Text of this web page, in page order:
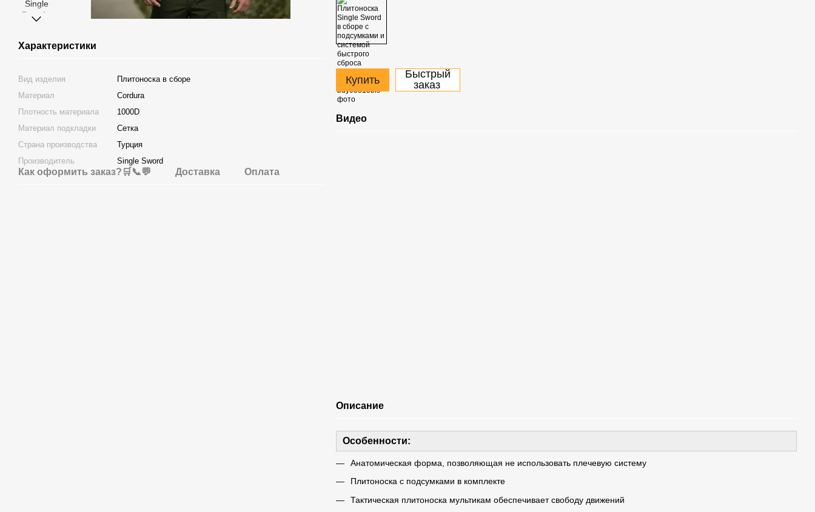
Характеристики
Вид изделия
Плитоноска в сборе
Материал
Cordura
Плотность материала
1000D
Материал подкладки
Сетка
Страна производства
Турция
Производитель
Single Sword
Как оформить заказ?🛒📞💬 Доставка Оплата
Купить
Быстрый
заказ
Видео
Описание
Особенности:
Анатомическая форма, позволяющая не использовать плечевую систему
Плитоноска с подсумками в комплекте
Тактическая плитоноска мультикам обеспечивает свободу движений